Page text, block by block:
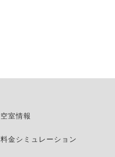
空室情報
料金シミュレーション